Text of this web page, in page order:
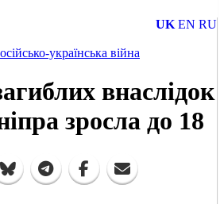
UK EN RU
українська війна
внаслідок
зросла до 18